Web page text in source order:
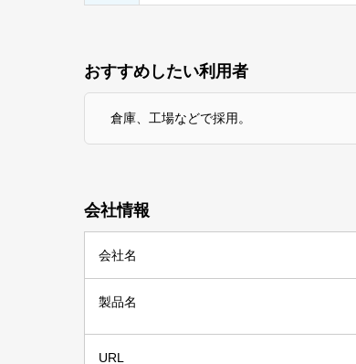
おすすめしたい利用者
倉庫、工場などで採用。
会社情報
会社名
製品名
URL